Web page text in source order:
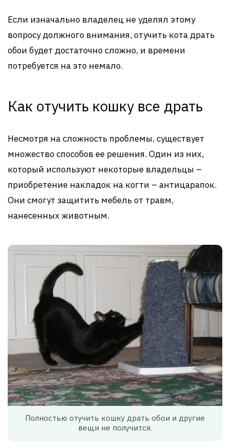
Если изначально владелец не уделял этому
вопросу должного внимания, отучить кота драть
обои будет достаточно сложно, и времени
потребуется на это немало.
Как отучить кошку все драть
Несмотря на сложность проблемы, существует
множество способов ее решения. Один из них,
который используют некоторые владельцы –
приобретение накладок на когти – антицарапок.
Они смогут защитить мебель от травм,
нанесенных животным.
Полностью отучить кошку драть обои и другие
вещи не получится.